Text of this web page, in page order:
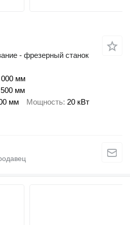
- фрезерный станок
000 мм
мм
мм Мощность 20 кВт